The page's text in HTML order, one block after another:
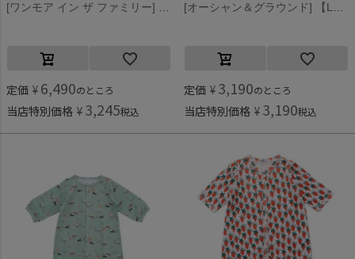
[ワンモア イン ザ ファミリー] FRANCOIS(ニットサロペット) エクリュ(101)
定価 ¥ 6,490のところ
当店特別価格 ¥ 3,245税込
[オーシャン＆グラウンド] 【La stella/ラステラ】ソウガラ2WAYドレス オフホワイト(OW)
定価 ¥ 3,190のところ
当店特別価格 ¥ 3,190税込